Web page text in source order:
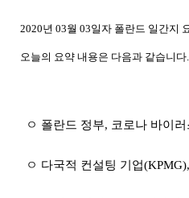
2020년 03월 03일자 폴란드 일간지
오늘의 요약 내용은 다음과 같습니다.
ㅇ 폴란드 정부, 코로나 바이
ㅇ 다국적 컨설팅 기업(KPMG),